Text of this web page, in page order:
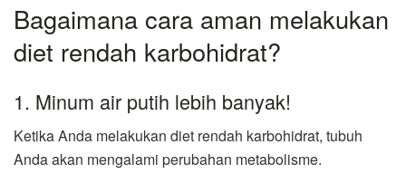
Bagaimana cara aman melakukan
diet rendah karbohidrat?
1. Minum air putih lebih banyak!
Ketika Anda melakukan diet rendah karbohidrat, tubuh
Anda akan mengalami perubahan metabolisme.